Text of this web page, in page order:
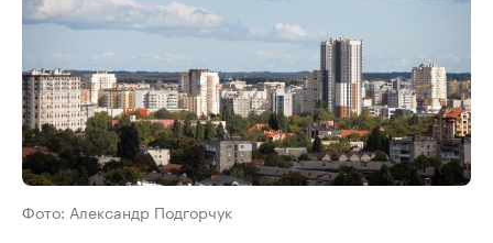
Фото: Александр Подгорчук